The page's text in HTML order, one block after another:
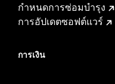
กำหนดการซ่อมบำรุง
การอัปเดตซอฟต์แวร์
การเงิน